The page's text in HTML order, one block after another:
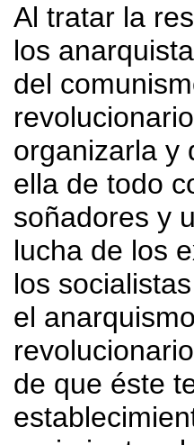
Al tratar la
los
del
organizarla y
ella de todo
soñadores y
lucha de los
los
el
de que éste